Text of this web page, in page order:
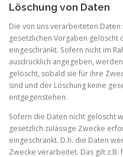
Löschung von Daten
Die von uns verarbeiteten
gesetzlichen Vorgaben
eingeschränkt. Sofern nicht im
ausdrücklich angegeben,
gelöscht, sobald sie für ihre
sind und der Löschung keine
entgegenstehen.
Sofern die Daten nicht gelöscht
gesetzlich zulässige Zwecke
eingeschränkt. D.h. die Daten
Zwecke verarbeitet. Das gilt